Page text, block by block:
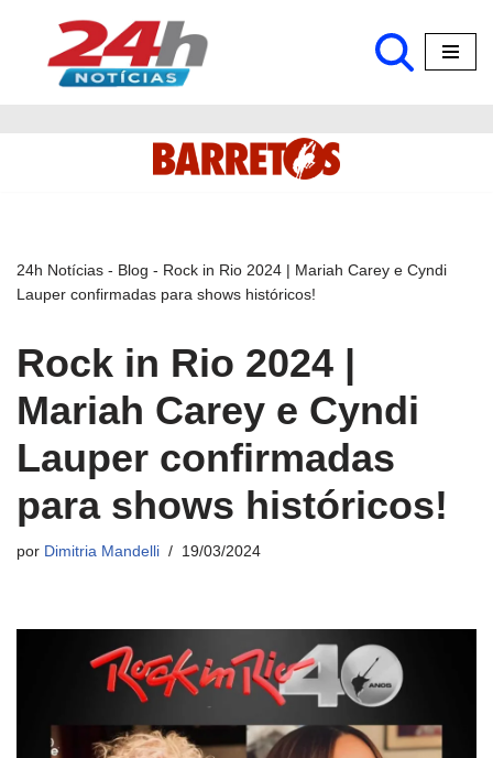
Pular
24h Notícias - Blog - Rock in Rio 2024 | Mariah Carey e Cyndi
Lauper confirmadas para shows históricos!
Rock in Rio 2024 |
Mariah Carey e Cyndi
Lauper confirmadas
para shows históricos!
por Dimitria Mandelli 19/03/2024